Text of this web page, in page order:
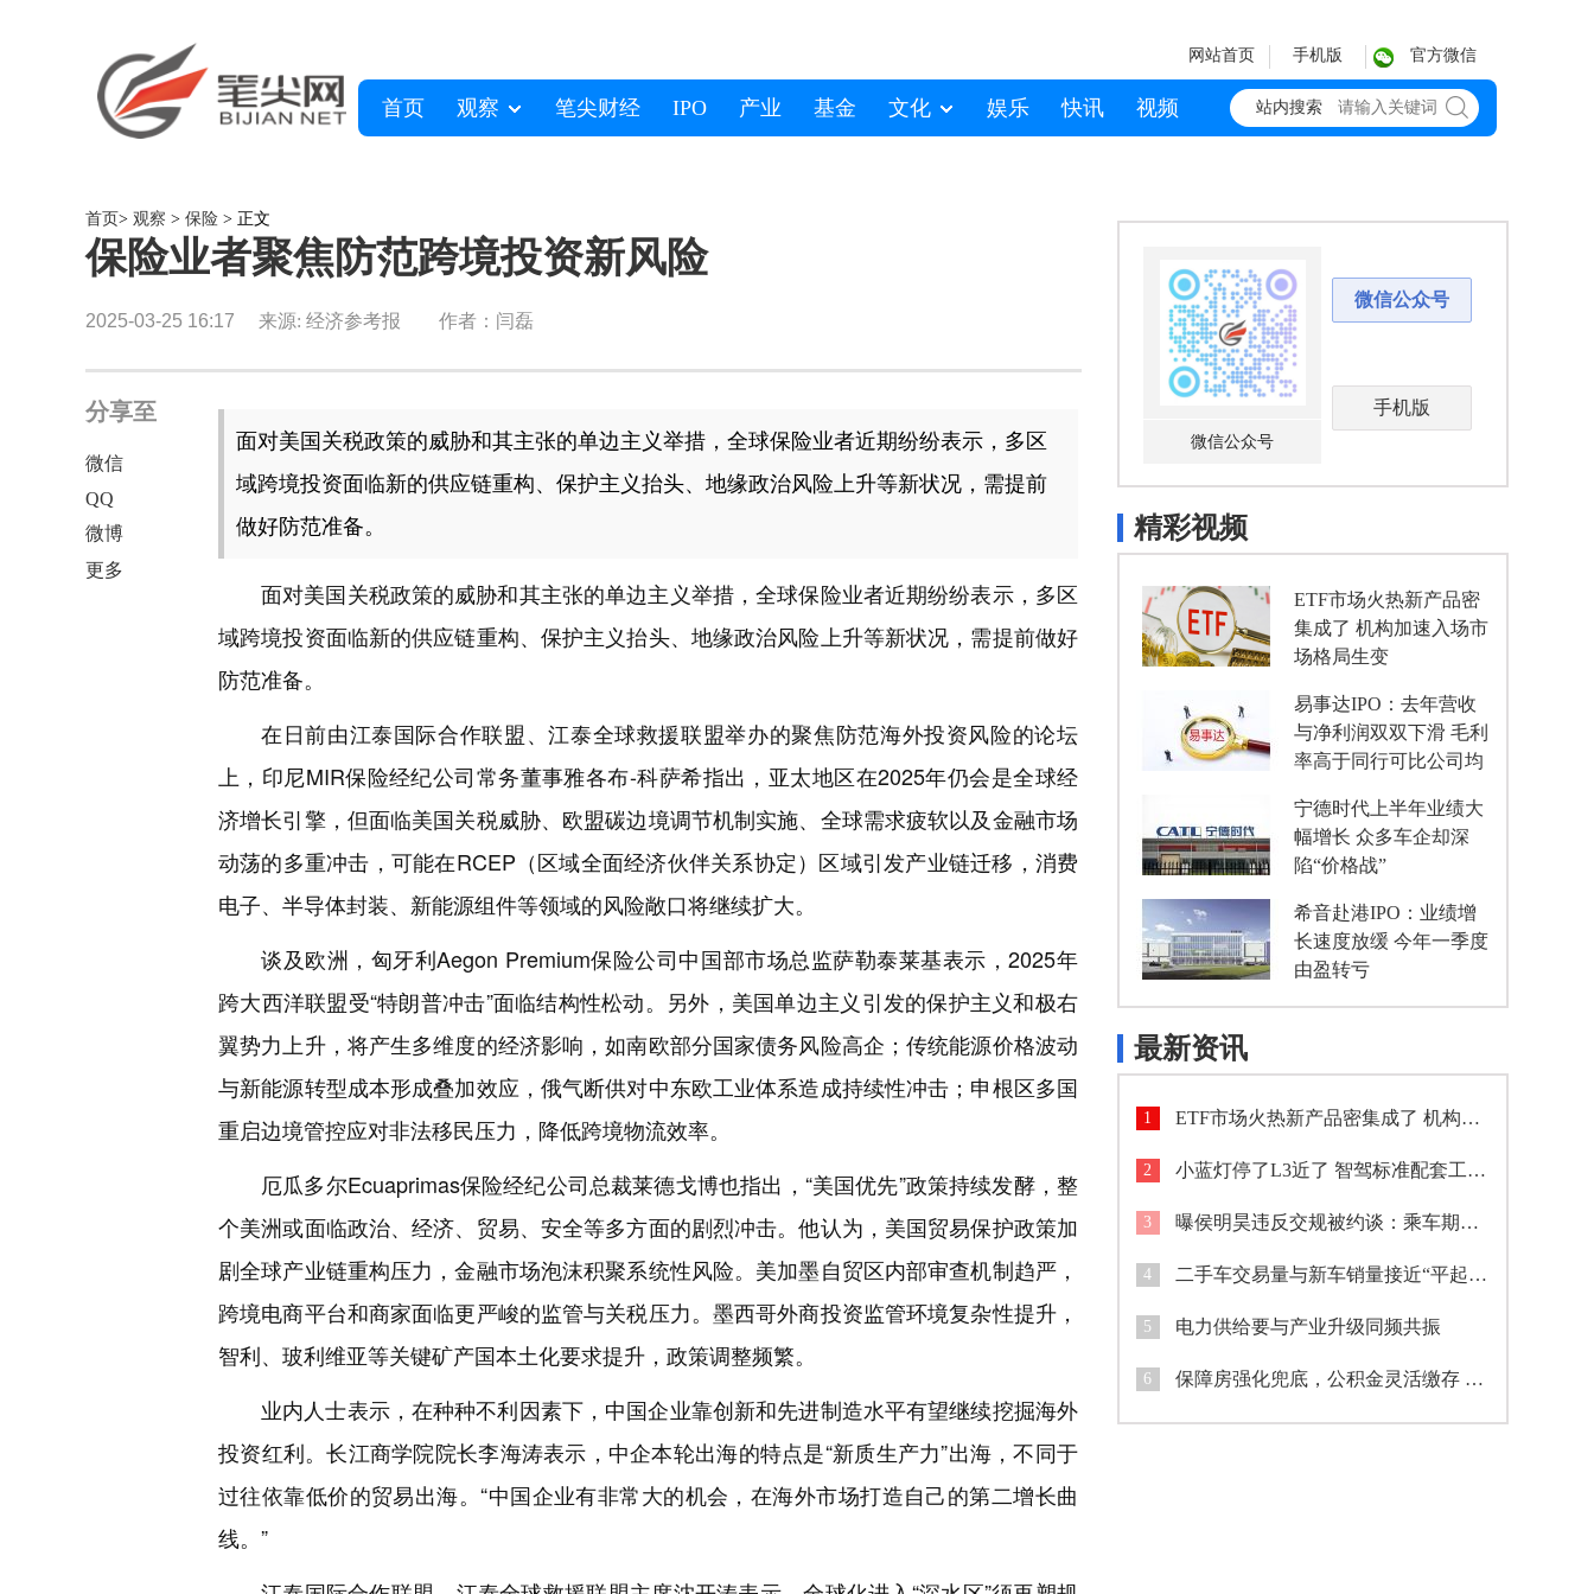
网站首页 手机版 官方微信
首页 观察 笔尖财经 IPO 产业 基金 文化 娱乐 快讯 视频 站内搜索
首页> 观察 > 保险 > 正文
保险业者聚焦防范跨境投资新风险
2025-03-25 16:17 来源: 经济参考报 作者：闫磊
分享至
微信
QQ
微博
更多
面对美国关税政策的威胁和其主张的单边主义举措，全球保险业者近期纷纷表示，多区
域跨境投资面临新的供应链重构、保护主义抬头、地缘政治风险上升等新状况，需提前
做好防范准备。
面对美国关税政策的威胁和其主张的单边主义举措，全球保险业者近期纷纷表示，多区
域跨境投资面临新的供应链重构、保护主义抬头、地缘政治风险上升等新状况，需提前做好
防范准备。
在日前由江泰国际合作联盟、江泰全球救援联盟举办的聚焦防范海外投资风险的论坛
上，印尼MIR保险经纪公司常务董事雅各布-科萨希指出，亚太地区在2025年仍会是全球经
济增长引擎，但面临美国关税威胁、欧盟碳边境调节机制实施、全球需求疲软以及金融市场
动荡的多重冲击，可能在RCEP（区域全面经济伙伴关系协定）区域引发产业链迁移，消费
电子、半导体封装、新能源组件等领域的风险敞口将继续扩大。
谈及欧洲，匈牙利Aegon Premium保险公司中国部市场总监萨勒泰莱基表示，2025年
跨大西洋联盟受“特朗普冲击”面临结构性松动。另外，美国单边主义引发的保护主义和极右
翼势力上升，将产生多维度的经济影响，如南欧部分国家债务风险高企；传统能源价格波动
与新能源转型成本形成叠加效应，俄气断供对中东欧工业体系造成持续性冲击；申根区多国
重启边境管控应对非法移民压力，降低跨境物流效率。
厄瓜多尔Ecuaprimas保险经纪公司总裁莱德戈博也指出，“美国优先”政策持续发酵，整
个美洲或面临政治、经济、贸易、安全等多方面的剧烈冲击。他认为，美国贸易保护政策加
剧全球产业链重构压力，金融市场泡沫积聚系统性风险。美加墨自贸区内部审查机制趋严，
跨境电商平台和商家面临更严峻的监管与关税压力。墨西哥外商投资监管环境复杂性提升，
智利、玻利维亚等关键矿产国本土化要求提升，政策调整频繁。
业内人士表示，在种种不利因素下，中国企业靠创新和先进制造水平有望继续挖掘海外
投资红利。长江商学院院长李海涛表示，中企本轮出海的特点是“新质生产力”出海，不同于
过往依靠低价的贸易出海。“中国企业有非常大的机会，在海外市场打造自己的第二增长曲
线。”
微信公众号
微信公众号
手机版
精彩视频
ETF市场火热新产品密
集成了 机构加速入场市
场格局生变
易事达IPO：去年营收
与净利润双双下滑 毛利
率高于同行可比公司均
宁德时代上半年业绩大
幅增长 众多车企却深
陷“价格战”
希音赴港IPO：业绩增
长速度放缓 今年一季度
由盈转亏
最新资讯
1 ETF市场火热新产品密集成了 机构加速入场市场格局生变
2 小蓝灯停了L3近了 智驾标准配套工作持续完善
3 曝侯明昊违反交规被约谈：乘车期间将身体探出车窗与粉丝打招呼
4 二手车交易量与新车销量接近“平起平坐”
5 电力供给要与产业升级同频共振
6 保障房强化兜底，公积金灵活缴存 广西开展专项行动助环卫工建筑工圆安居梦